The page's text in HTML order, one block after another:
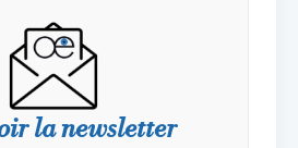
la newsletter